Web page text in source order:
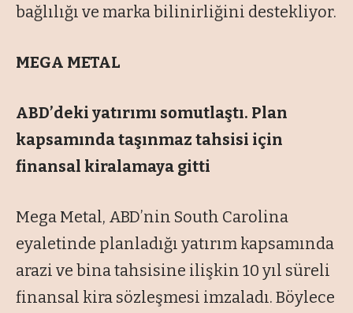
bağlılığı ve marka bilinirliğini destekliyor.
MEGA METAL
ABD’deki yatırımı somutlaştı. Plan
kapsamında taşınmaz tahsisi için
finansal kiralamaya gitti
Mega Metal, ABD’nin South Carolina
eyaletinde planladığı yatırım kapsamında
arazi ve bina tahsisine ilişkin 10 yıl süreli
finansal kira sözleşmesi imzaladı. Böylece